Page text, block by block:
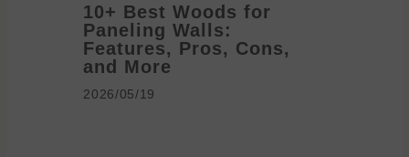
10+ Best Woods for
Paneling Walls:
Features, Pros, Cons,
and More
2026/05/19